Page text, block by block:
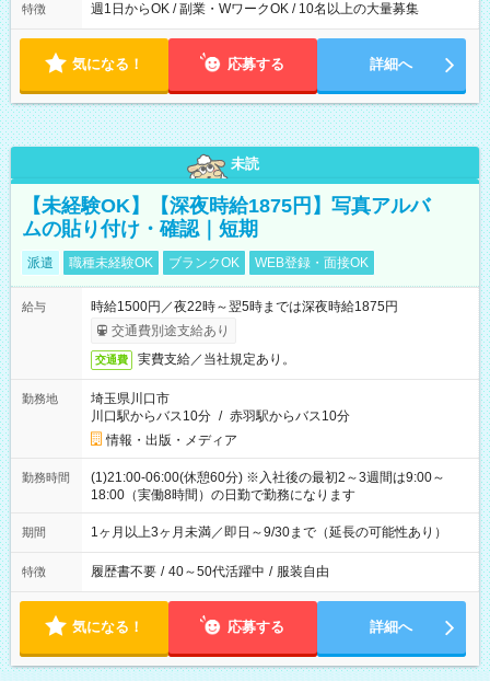
特徴 週1日からOK / 副業・WワークOK / 10名以上の大量募集
気になる！ 応募する 詳細へ
未読
【未経験OK】【深夜時給1875円】写真アルバ
ムの貼り付け・確認｜短期
派遣 職種未経験OK ブランクOK WEB登録・面接OK
給与
時給1500円／夜22時～翌5時までは深夜時給1875円
交通費別途支給あり
交通費 実費支給／当社規定あり。
勤務地
埼玉県川口市
川口駅からバス10分 / 赤羽駅からバス10分
情報・出版・メディア
勤務時間
(1)21:00-06:00(休憩60分) ※入社後の最初2～3週間は9:00～
18:00（実働8時間）の日勤で勤務になります
期間 1ヶ月以上3ヶ月未満／即日～9/30まで（延長の可能性あり）
特徴 履歴書不要 / 40～50代活躍中 / 服装自由
気になる！ 応募する 詳細へ